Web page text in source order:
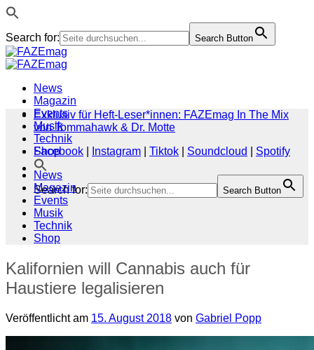
Search for: Search Button
Zum
Inhalt
News
Magazin
Events
Musik
Technik
Shop
Search for: Search Button
Exklusiv für Heft-Leser*innen: FAZEmag In The Mix
von Tommahawk & Dr. Motte
Facebook
Instagram Tiktok Soundcloud
Spotify
News
Magazin
Events
Musik
Technik
Shop
Kalifornien will Cannabis auch für
Haustiere legalisieren
Veröffentlicht am 15. August 2018 von Gabriel Popp